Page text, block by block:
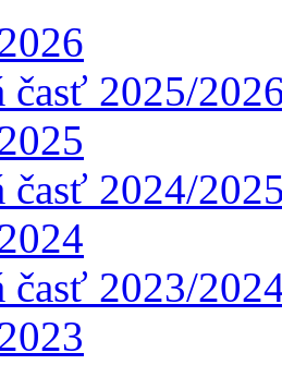
časť 2025/
časť 2024/
časť 2023/